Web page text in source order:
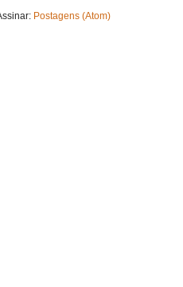
Postagens (Atom)